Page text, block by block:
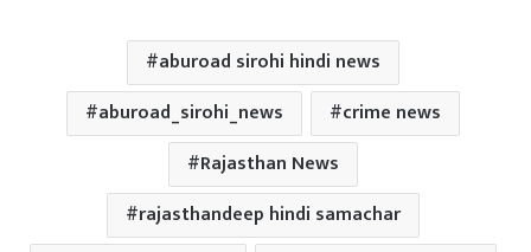
aburoad sirohi hindi news
aburoad_sirohi_news
crime news
Rajasthan News
rajasthandeep hindi samachar